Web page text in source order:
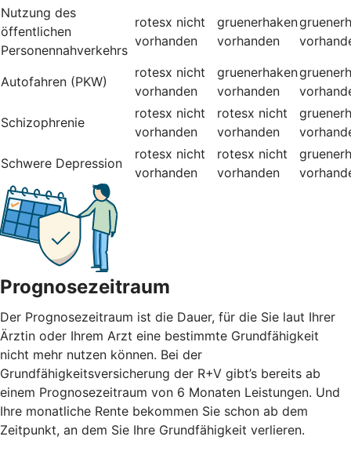
Nutzung des
öffentlichen
Personennahverkehrs
rotesx nicht
vorhanden
gruenerhaken
vorhanden
Autofahren (PKW)
rotesx nicht
vorhanden
gruenerhaken
vorhanden
Schizophrenie
rotesx nicht
vorhanden
rotesx nicht
vorhanden
Schwere Depression
rotesx nicht
vorhanden
rotesx nicht
vorhanden
Prognosezeitraum
Der Prognosezeitraum ist die Dauer, für die Sie laut Ihrer
Ärztin oder Ihrem Arzt eine bestimmte Grundfähigkeit
nicht mehr nutzen können. Bei der
Grundfähigkeitsversicherung der R+V gibt’s bereits ab
einem Prognosezeitraum von 6 Monaten Leistungen. Und
Ihre monatliche Rente bekommen Sie schon ab dem
Zeitpunkt, an dem Sie Ihre Grundfähigkeit verlieren.